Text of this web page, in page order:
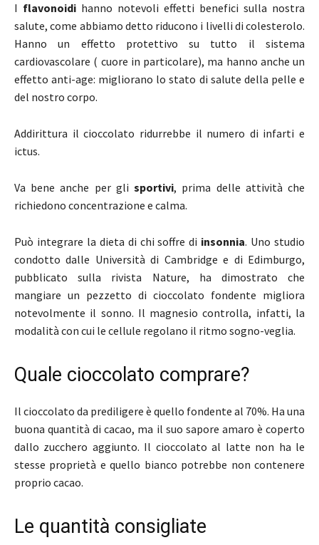
I flavonoidi hanno notevoli effetti benefici sulla nostra
salute, come abbiamo detto riducono i livelli di colesterolo.
Hanno un effetto protettivo su tutto il sistema
cardiovascolare ( cuore in particolare), ma hanno anche un
effetto anti-age: migliorano lo stato di salute della pelle e
del nostro corpo.
Addirittura il cioccolato ridurrebbe il numero di infarti e
ictus.
Va bene anche per glisportivi, prima delle attività che
richiedono concentrazione e calma.
Può integrare la dieta di chi soffre di insonnia. Uno studio
condotto dalle Università di Cambridge e di Edimburgo,
pubblicato sulla rivista Nature, ha dimostrato che
mangiare un pezzetto di cioccolato fondente migliora
notevolmente il sonno. Il magnesio controlla, infatti, la
modalità con cui le cellule regolano il ritmo sogno-veglia.
Quale cioccolato comprare?
Il cioccolato da prediligere è quello fondente al 70%. Ha una
buona quantità di cacao, ma il suo sapore amaro è coperto
dallo zucchero aggiunto. Il cioccolato al latte non ha le
stesse proprietà e quello bianco potrebbe non contenere
proprio cacao.
Le quantità consigliate